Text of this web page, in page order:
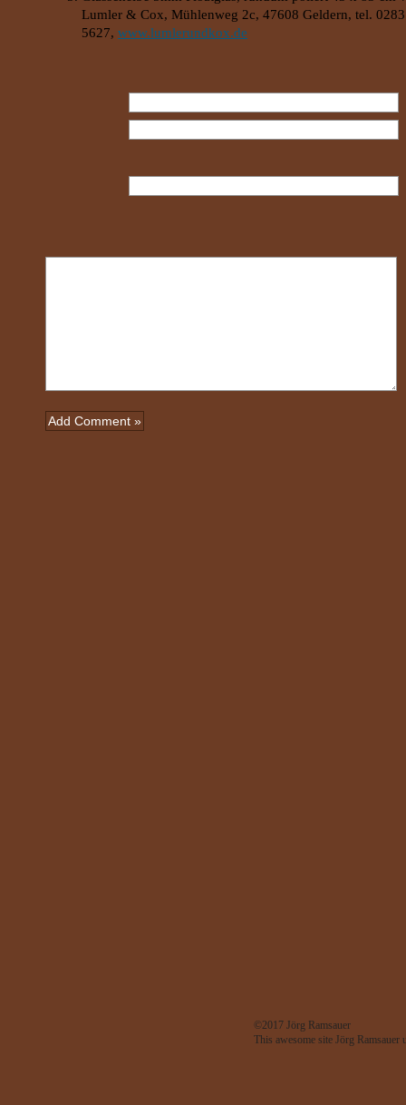
Lumler & Cox, Mühlenweg 2c, 47608 Geldern, tel.
5627, www.lumlerundkox.de
©2017 Jörg Ramsauer
This awesome site Jörg Ramsauer